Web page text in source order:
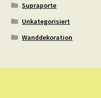
Supraporte
Unkategorisiert
Wanddekoration